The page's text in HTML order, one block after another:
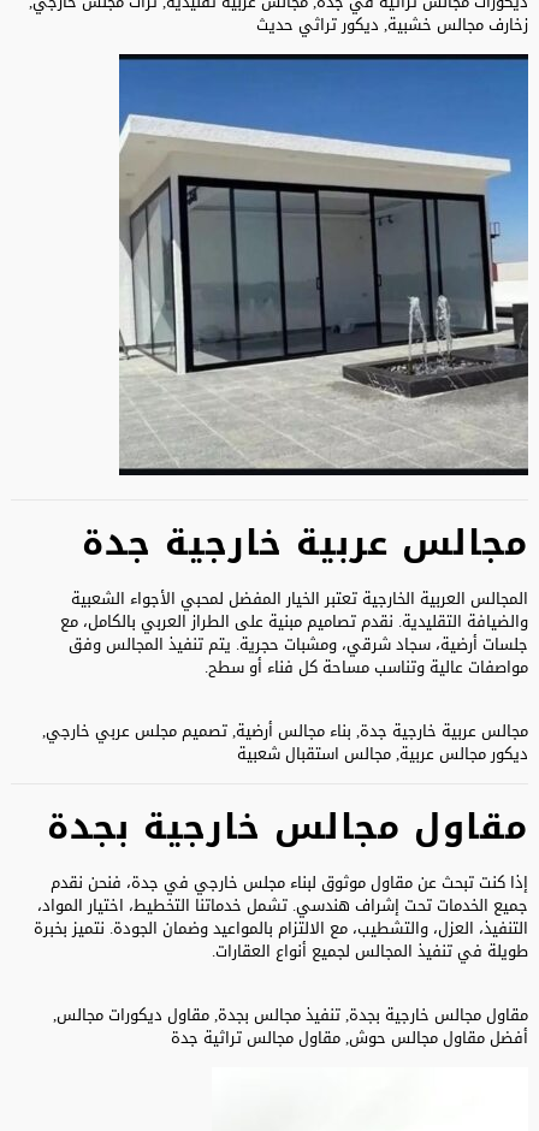
زخارف مجالس خشبية, ديكور تراثي حديث
مجالس عربية خارجية جدة
المجالس العربية الخارجية تعتبر الخيار المفضل لمحبي الأجواء الشعبية
والضيافة التقليدية. نقدم تصاميم مبنية على الطراز العربي بالكامل، مع
جلسات أرضية، سجاد شرقي، ومشبات حجرية. يتم تنفيذ المجالس وفق
مواصفات عالية وتناسب مساحة كل فناء أو سطح.
مجالس عربية خارجية جدة, بناء مجالس أرضية, تصميم مجلس عربي خارجي,
ديكور مجالس عربية, مجالس استقبال شعبية
مقاول مجالس خارجية بجدة
إذا كنت تبحث عن مقاول موثوق لبناء مجلس خارجي في جدة، فنحن نقدم
جميع الخدمات تحت إشراف هندسي. تشمل خدماتنا التخطيط، اختيار المواد،
التنفيذ، العزل، والتشطيب، مع الالتزام بالمواعيد وضمان الجودة. نتميز بخبرة
طويلة في تنفيذ المجالس لجميع أنواع العقارات.
مقاول مجالس خارجية بجدة, تنفيذ مجالس بجدة, مقاول ديكورات مجالس,
أفضل مقاول مجالس حوش, مقاول مجالس تراثية جدة